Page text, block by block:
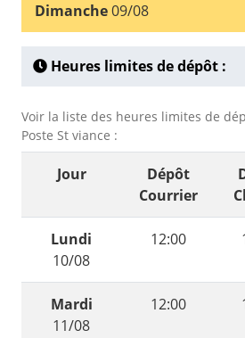
Dimanche09/08
Heures limites de dépôt :
Voir la liste des heures limites de
Poste St viance :
Jour
Dépôt
Courrier
Lundi
10/08
12:00
Mardi
11/08
12:00